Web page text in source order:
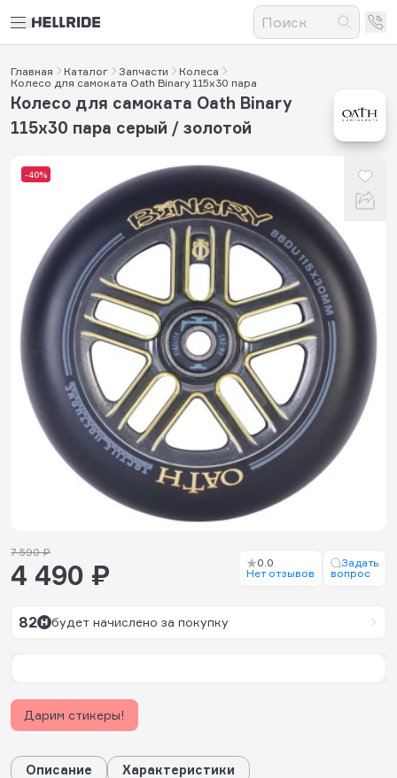
Главная Каталог Запчасти
Колеса
Колесо для самоката Oath Binary 115x30 пара
-40%
Колесо для самоката Oath Binary
115x30 пара серый / золотой
7 590 ₽
4 490 ₽
0.0
Нет отзывов
Задать
вопрос
82 будет начислено за покупку
Дарим стикеры!
Описание
Характеристики